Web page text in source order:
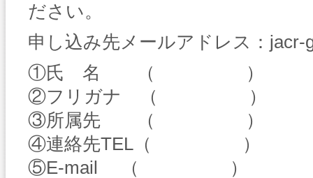
ださい。
申し込み先メールアドレス：jacr-
①氏 名 （ ）
②フリガナ （ ）
③所属先 （ ）
④連絡先TEL（ ）
⑤E-mail （ ）